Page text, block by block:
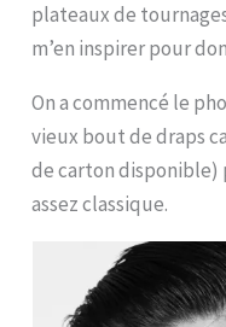
plateaux de
m’en inspirer pour
On a commencé le
vieux bout de draps
de carton
assez classique.